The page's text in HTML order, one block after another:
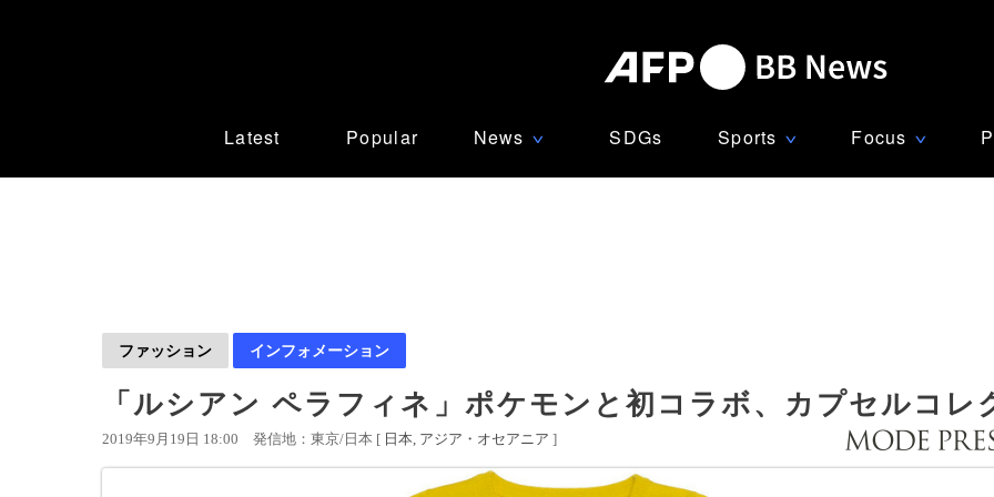
Latest Popular News ∨ SDGs Sports ∨ Focus ∨
ファッション インフォメーション
「ルシアン ペラフィネ」ポケモンと初コラボ、カプセルコレ
2019年9月19日 18:00 発信地：東京/日本 [ 日本 アジア・オセアニア ]